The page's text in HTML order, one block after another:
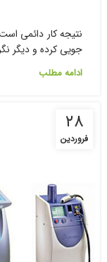
نتیجه کار دائمی
جویی کرده و دیگر
ادامه مطلب
۲۸
فروردین